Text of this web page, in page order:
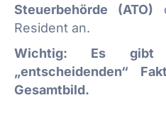
Steuerbehörde (ATO)
Resident an.
Wichtig: Es gibt
„entscheidenden“
Gesamtbild.